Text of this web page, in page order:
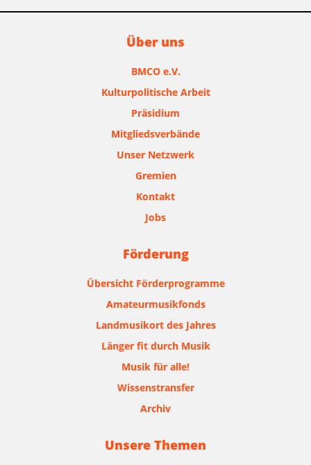
Über uns
BMCO e.V.
Kulturpolitische Arbeit
Präsidium
Mitgliedsverbände
Unser Netzwerk
Gremien
Kontakt
Jobs
Förderung
Übersicht Förderprogramme
Amateurmusikfonds
Landmusikort des Jahres
Länger fit durch Musik
Musik für alle!
Wissenstransfer
Archiv
Unsere Themen